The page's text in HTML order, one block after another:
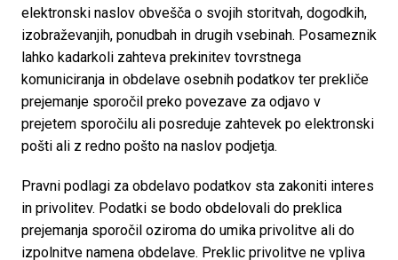
elektronski naslov obvešča o svojih storitvah, dogodkih,
izobraževanjih, ponudbah in drugih vsebinah. Posameznik
lahko kadarkoli zahteva prekinitev tovrstnega
komuniciranja in obdelave osebnih podatkov ter prekliče
prejemanje sporočil preko povezave za odjavo v
prejetem sporočilu ali posreduje zahtevek po elektronski
pošti ali z redno pošto na naslov podjetja.
Pravni podlagi za obdelavo podatkov sta zakoniti interes
in privolitev. Podatki se bodo obdelovali do preklica
prejemanja sporočil oziroma do umika privolitve ali do
izpolnitve namena obdelave. Preklic privolitve ne vpliva